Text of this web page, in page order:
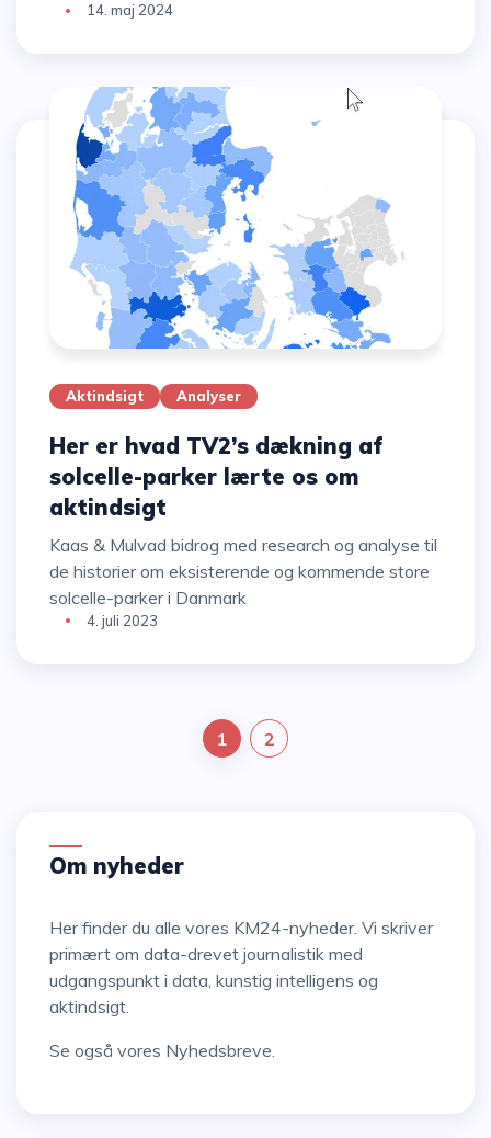
14. maj 2024
Aktindsigt Analyser
Her er hvad TV2’s dækning af
solcelle-parker lærte os om
aktindsigt
Kaas & Mulvad bidrog med research og analyse til
de historier om eksisterende og kommende store
solcelle-parker i Danmark
4. juli 2023
1 2
Om nyheder
Her finder du alle vores KM24-nyheder. Vi skriver
primært om data-drevet journalistik med
udgangspunkt i data, kunstig intelligens og
aktindsigt.
Se også vores Nyhedsbreve